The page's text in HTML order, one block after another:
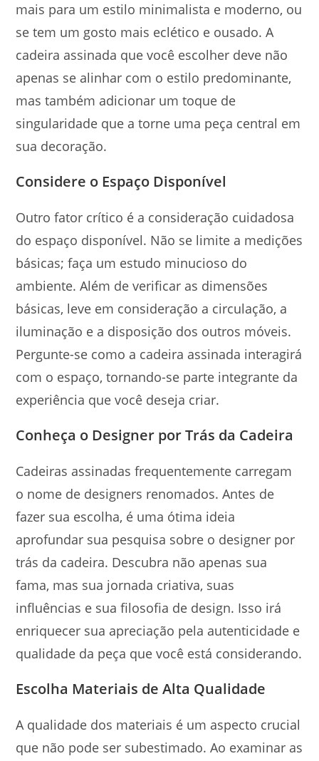
mais para um estilo minimalista e moderno, ou
se tem um gosto mais eclético e ousado. A
cadeira assinada que você escolher deve não
apenas se alinhar com o estilo predominante,
mas também adicionar um toque de
singularidade que a torne uma peça central em
sua decoração.
Considere o Espaço Disponível
Outro fator crítico é a consideração cuidadosa
do espaço disponível. Não se limite a medições
básicas; faça um estudo minucioso do
ambiente. Além de verificar as dimensões
básicas, leve em consideração a circulação, a
iluminação e a disposição dos outros móveis.
Pergunte-se como a cadeira assinada interagirá
com o espaço, tornando-se parte integrante da
experiência que você deseja criar.
Conheça o Designer por Trás da Cadeira
Cadeiras assinadas frequentemente carregam
o nome de designers renomados. Antes de
fazer sua escolha, é uma ótima ideia
aprofundar sua pesquisa sobre o designer por
trás da cadeira. Descubra não apenas sua
fama, mas sua jornada criativa, suas
influências e sua filosofia de design. Isso irá
enriquecer sua apreciação pela autenticidade e
qualidade da peça que você está considerando.
Escolha Materiais de Alta Qualidade
A qualidade dos materiais é um aspecto crucial
que não pode ser subestimado. Ao examinar as